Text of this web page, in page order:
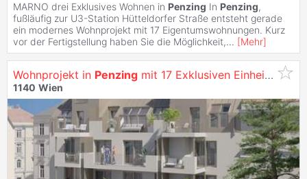
MARNO drei Exklusives Wohnen in Penzing In Penzing,
fußläufig zur U3-Station Hütteldorfer Straße entsteht gerade
ein modernes Wohnprojekt mit 17 Eigentumswohnungen. Kurz
vor der Fertigstellung haben Sie die Möglichkeit,... [Mehr]
Wohnprojekt in Penzing mit 17 Exklusiven Einheiten - Erstklassige Ausstattung und Nachhaltige Energieversorgung - Wohnungen zu Kaufen in
1140 Wien